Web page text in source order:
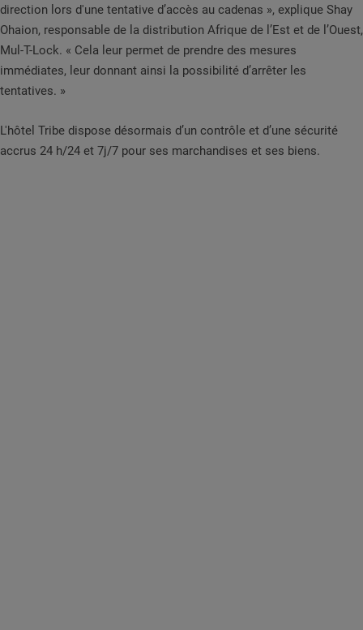
direction lors d'une tentative d’accès au cadenas », explique Shay
Ohaion, responsable de la distribution Afrique de l’Est et de l’Ouest,
Mul-T-Lock. « Cela leur permet de prendre des mesures
immédiates, leur donnant ainsi la possibilité d’arrêter les
tentatives. »
L'hôtel Tribe dispose désormais d’un contrôle et d’une sécurité
accrus 24 h/24 et 7j/7 pour ses marchandises et ses biens.